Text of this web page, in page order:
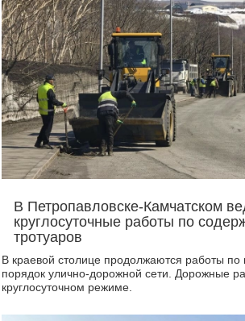
В Петропавловске-Камчатском
круглосуточные работы по
тротуаров
В краевой столице продолжаются работы
порядок улично-дорожной сети. Дорожные
круглосуточном режиме.